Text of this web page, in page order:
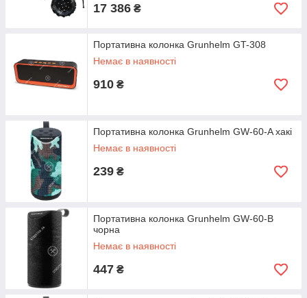
17 386 ₴
Портативна колонка Grunhelm GT-308
Немає в наявності
910 ₴
Портативна колонка Grunhelm GW-60-A хакі
Немає в наявності
239 ₴
Портативна колонка Grunhelm GW-60-B
чорна
Немає в наявності
447 ₴